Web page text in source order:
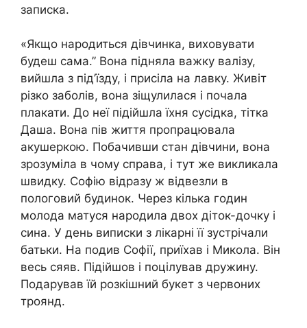
записка.
«Якщо народиться дівчинка, виховувати
будеш сама.” Вона підняла важку валізу,
вийшла з під’їзду, і присіла на лавку. Живіт
різко заболів, вона зіщулилася і почала
плакати. До неї підійшла їхня сусідка, тітка
Даша. Вона пів життя пропрацювала
акушеркою. Побачивши стан дівчини, вона
зрозуміла в чому справа, і тут же викликала
швидку. Софію відразу ж відвезли в
пологовий будинок. Через кілька годин
молода матуся народила двох діток-дочку і
сина. У день виписки з лікарні її зустрічали
батьки. На подив Софії, приїхав і Микола. Він
весь сяяв. Підійшов і поцілував дружину.
Подарував їй розкішний букет з червоних
троянд.